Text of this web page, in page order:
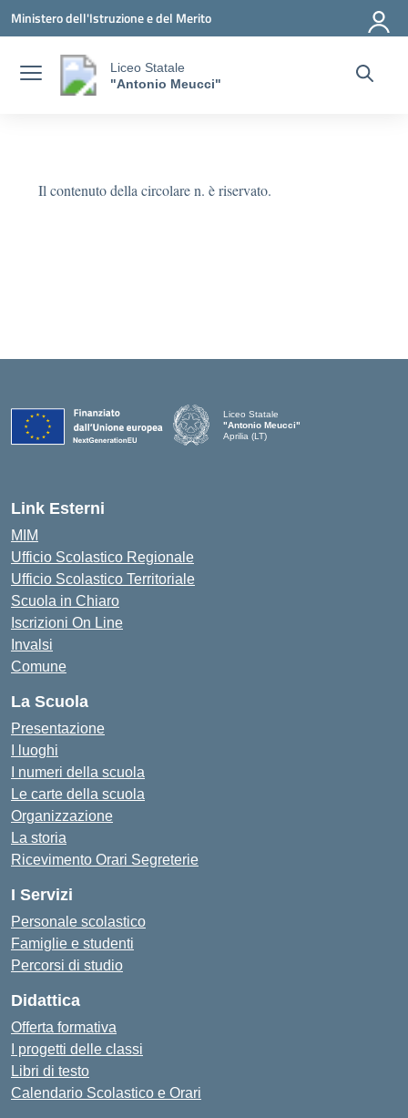
Ministero dell'Istruzione e del Merito
Liceo Statale
"Antonio Meucci"
Il contenuto della circolare n. è riservato.
Liceo Statale
"Antonio Meucci"
Aprilia (LT)
Link Esterni
MIM
Ufficio Scolastico Regionale
Ufficio Scolastico Territoriale
Scuola in Chiaro
Iscrizioni On Line
Invalsi
Comune
La Scuola
Presentazione
I luoghi
I numeri della scuola
Le carte della scuola
Organizzazione
La storia
Ricevimento Orari Segreterie
I Servizi
Personale scolastico
Famiglie e studenti
Percorsi di studio
Didattica
Offerta formativa
I progetti delle classi
Libri di testo
Calendario Scolastico e Orari